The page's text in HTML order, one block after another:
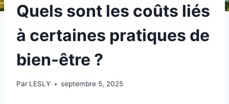
Quels sont les coûts liés
à certaines pratiques de
bien-être ?
Par LESLY septembre 5, 2025